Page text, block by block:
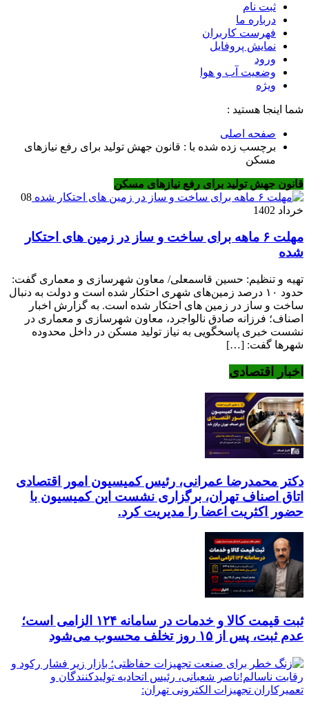
ثبت نام
درباره ما
فهرست کاربران
نمایش پروفایل
ورود
وضعیت آب و هوا
ویژه
شما اینجا هستید :
صفحه اصلی
برچسب زده شده با : قانون جهش تولید برای رفع نیازهای
مسکن
قانون جهش تولید برای رفع نیازهای مسکن
08
خرداد 1402
مهلت ۶ ماهه برای ساخت و ساز در زمین های احتکار
شده
تهیه و تنظیم: حسین قاسمعلی/ معاون شهرسازی و معماری گفت:
حدود ۱۰ درصد زمین‌های شهری احتکار شده است و دولت به دنبال
ساخت و ساز در زمین های احتکار شده است. به گزارش اخبار
اصناف؛ فرزانه صادق نالواجرد، معاون شهرسازی و معماری در
نشست خبری پاسخگویی به نیاز تولید مسکن در داخل محدوده
شهرها گفت: […]
اخبار اقتصادی
دکتر محمدرضا عمرانی، رئیس کمیسیون امور اقتصادی
اتاق اصناف تهران، برگزاری نشست این کمیسیون با
حضور اکثریت اعضا را مدیریت کرد.
ثبت قیمت کالا و خدمات در سامانه ۱۲۴ الزامی است؛
عدم ثبت، پس از ۱۵ روز تخلف محسوب می‌شود